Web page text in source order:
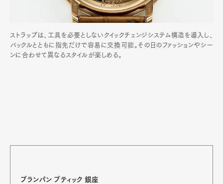
ストラップは、工具を必要としないクイックチェンジシステム構造を導入し、
バックルとともに指先だけで容易に交換可能。その日のファッションやシー
ンに合わせて異なるスタイルが楽しめる。
ブランパン ブティック 銀座